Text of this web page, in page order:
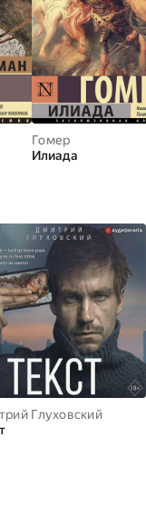
Гомер
Илиада
Глуховский